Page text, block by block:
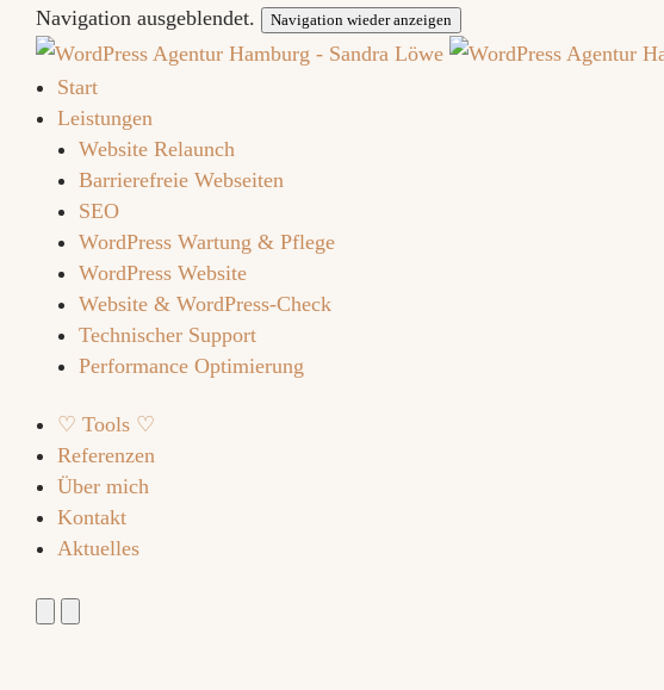
Navigation ausgeblendet. Navigation wieder anzeigen
Start
Leistungen
Website Relaunch
Barrierefreie Webseiten
SEO
WordPress Wartung & Pflege
WordPress Website
Website & WordPress-Check
Technischer Support
Performance Optimierung
♡ Tools ♡
Referenzen
Über mich
Kontakt
Aktuelles